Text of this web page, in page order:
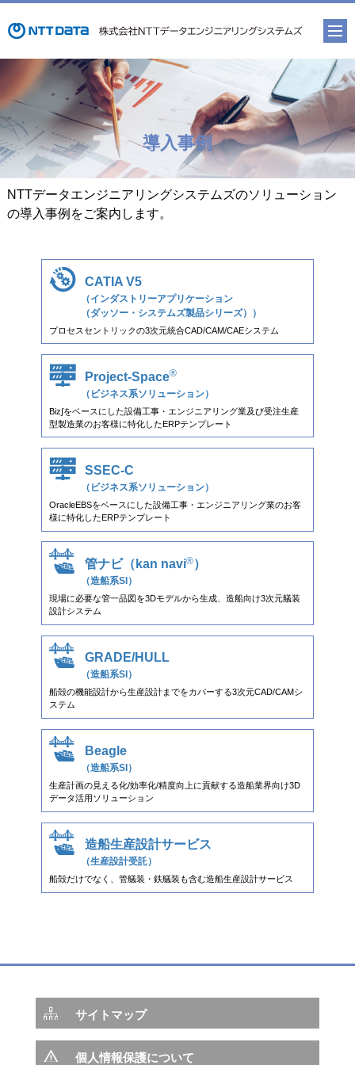
導入事例
NTTデータエンジニアリングシステムズのソリューション
の導入事例をご案内します。
CATIA V5
（インダストリーアプリケーション
（ダッソー・システムズ製品シリーズ））
プロセスセントリックの3次元統合CAD/CAM/CAEシステム
Project-Space®
（ビジネス系ソリューション）
Biz∫をベースにした設備工事・エンジニアリング業及び受注生産
型製造業のお客様に特化したERPテンプレート
SSEC-C
（ビジネス系ソリューション）
OracleEBSをベースにした設備工事・エンジニアリング業のお客
様に特化したERPテンプレート
管ナビ（kan navi®）
（造船系SI）
現場に必要な管一品図を3Dモデルから生成、造船向け3次元艤装
設計システム
GRADE/HULL
（造船系SI）
船殻の機能設計から生産設計までをカバーする3次元CAD/CAMシ
ステム
Beagle
（造船系SI）
生産計画の見える化/効率化/精度向上に貢献する造船業界向け3D
データ活用ソリューション
造船生産設計サービス
（生産設計受託）
船殻だけでなく、管艤装・鉄艤装も含む造船生産設計サービス
サイトマップ
個人情報保護について